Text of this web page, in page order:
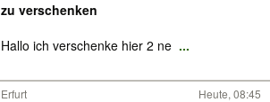
zu verschenken
Hallo ich verschenke hier 2 ne ...
Erfurt Heute, 08:45